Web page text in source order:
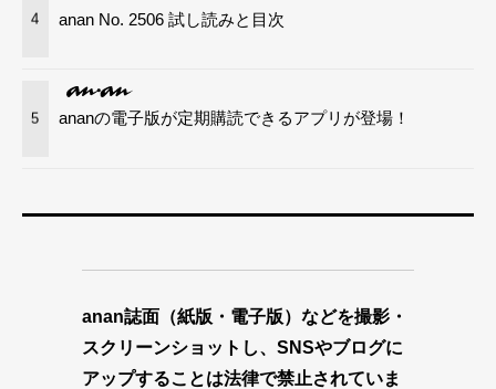
4 anan No. 2506 試し読みと目次
5 ananの電子版が定期購読できるアプリが登場！
anan誌面（紙版・電子版）などを撮影・
スクリーンショットし、SNSやブログに
アップすることは法律で禁止されていま